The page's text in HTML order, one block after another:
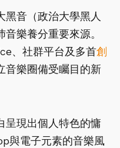
黑音（政治大學黑人
樂養分重要來源。
、社群平台及多首創
音樂圈備受矚目的新
呈現出個人特色的慵
與電子元素的音樂風